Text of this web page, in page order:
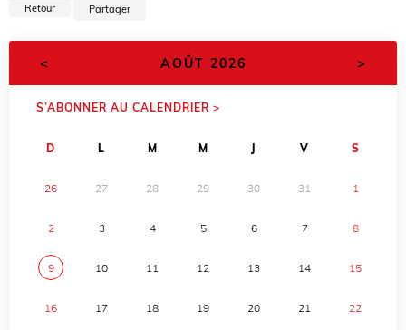
Retour Partager
< AOÛT 2026 >
S’ABONNER AU CALENDRIER >
D L M M J V S
26 27 28 29 30 31 1
2 3 4 5 6 7 8
9 10 11 12 13 14 15
16 17 18 19 20 21 22